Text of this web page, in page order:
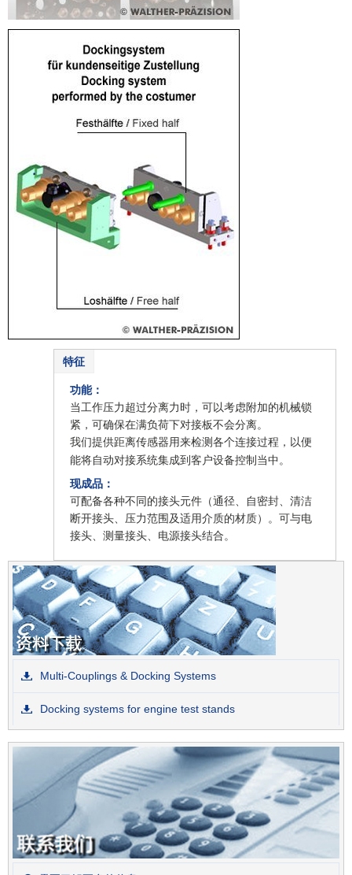
特征
功能：
当工作压力超过分离力时，可以考虑附加的机械锁
紧，可确保在满负荷下对接板不会分离。
我们提供距离传感器用来检测各个连接过程，以便
能将自动对接系统集成到客户设备控制当中。
现成品：
可配备各种不同的接头元件（通径、自密封、清洁
断开接头、压力范围及适用介质的材质）。可与电
接头、测量接头、电源接头结合。
Multi-Couplings & Docking Systems
Docking systems for engine test stands